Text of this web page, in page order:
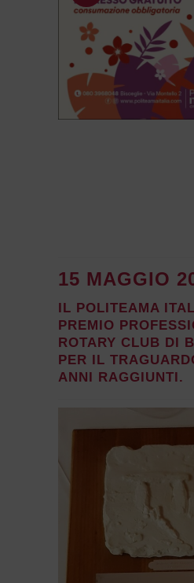
15 MAGGIO
IL POLITEAMA
PREMIO
ROTARY CLUB DI
PER IL
ANNI RAGGIUNTI.